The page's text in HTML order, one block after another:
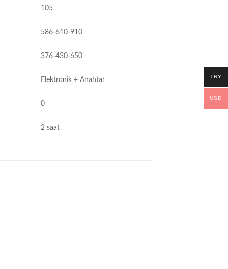
105
586-610-910
376-430-650
Elektronik + Anahtar
0
2 saat
TRY
USD